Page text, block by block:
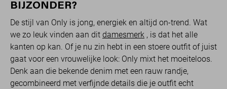
BIJZONDER?
De stijl van Only is jong, energiek en altijd on-trend. Wat
we zo leuk vinden aan dit damesmerk , is dat het alle
kanten op kan. Of je nu zin hebt in een stoere outfit of juist
gaat voor een vrouwelijke look: Only mixt het moeiteloos.
Denk aan die bekende denim met een rauw randje,
gecombineerd met verfijnde details die je outfit echt